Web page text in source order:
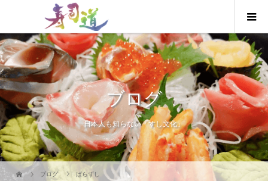
ブログ
日本人も知らない「すし文化」
ブログ ばらずし